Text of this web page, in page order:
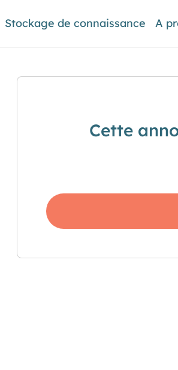
Stockage de connaissance A
Cette